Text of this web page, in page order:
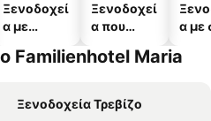
Ξενοδοχεί
α με
Ξενοδοχεί
α που
κατοικίδι
α με
Familienhotel Maria
Ξενοδοχεία Τρεβίζο